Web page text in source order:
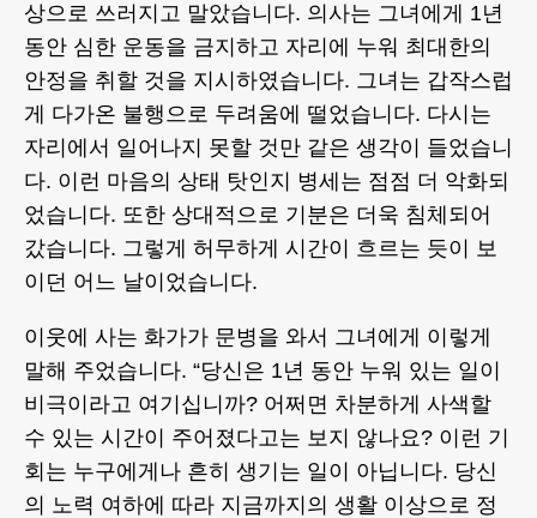
상으로 쓰러지고 말았습니다. 의사는 그녀에게 1년
동안 심한 운동을 금지하고 자리에 누워 최대한의
안정을 취할 것을 지시하였습니다. 그녀는 갑작스럽
게 다가온 불행으로 두려움에 떨었습니다. 다시는
자리에서 일어나지 못할 것만 같은 생각이 들었습니
다. 이런 마음의 상태 탓인지 병세는 점점 더 악화되
었습니다. 또한 상대적으로 기분은 더욱 침체되어
갔습니다. 그렇게 허무하게 시간이 흐르는 듯이 보
이던 어느 날이었습니다.
이웃에 사는 화가가 문병을 와서 그녀에게 이렇게
말해 주었습니다. “당신은 1년 동안 누워 있는 일이
비극이라고 여기십니까? 어쩌면 차분하게 사색할
수 있는 시간이 주어졌다고는 보지 않나요? 이런 기
회는 누구에게나 흔히 생기는 일이 아닙니다. 당신
의 노력 여하에 따라 지금까지의 생활 이상으로 정